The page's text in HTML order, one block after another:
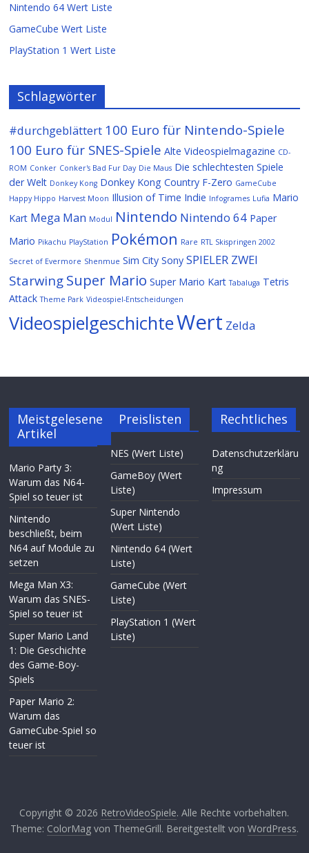
Nintendo 64 Wert Liste
GameCube Wert Liste
PlayStation 1 Wert Liste
Schlagwörter
#durchgeblättert 100 Euro für Nintendo-Spiele
100 Euro für SNES-Spiele Alte Videospielmagazine CD-
ROM Conker Conker's Bad Fur Day Die Maus Die schlechtesten Spiele
der Welt Donkey Kong Donkey Kong Country F-Zero GameCube
Happy Hippo Harvest Moon Illusion of Time Indie Infogrames Lufia Mario
Kart Mega Man Modul Nintendo Nintendo 64 Paper
Mario Pikachu PlayStation Pokémon Rare RTL Skispringen 2002
Secret of Evermore Shenmue Sim City Sony SPIELER ZWEI
Starwing Super Mario Super Mario Kart Tabaluga Tetris
Attack Theme Park Videospiel-Entscheidungen
VideospielgeschichteWert Zelda
Meistgelesene
Artikel
Mario Party 3:
Warum das N64-
Spiel so teuer ist
Nintendo
beschließt, beim
N64 auf Module zu
setzen
Mega Man X3:
Warum das SNES-
Spiel so teuer ist
Super Mario Land
1: Die Geschichte
des Game-Boy-
Spiels
Paper Mario 2:
Warum das
GameCube-Spiel so
teuer ist
Preislisten
NES (Wert Liste)
GameBoy (Wert
Liste)
Super Nintendo
(Wert Liste)
Nintendo 64 (Wert
Liste)
GameCube (Wert
Liste)
PlayStation 1 (Wert
Liste)
Rechtliches
Datenschutzerkläru
ng
Impressum
Copyright © 2026 RetroVideoSpiele. Alle Rechte vorbehalten.
Theme: ColorMagvon ThemeGrill. Bereitgestellt von WordPress.